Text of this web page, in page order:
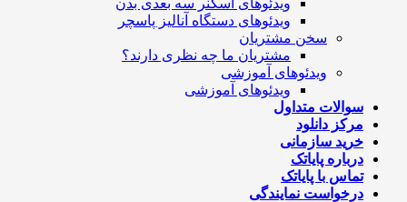
ویدئوهای دستگاه آنالیز پاسچر
سخن مشتریان
مشتریان ما چه نظری دارند؟
ویدئوهای آموزشی
ویدئوهای آموزشی
سوالات متداول
مرکز دانلود
خرید سازمانی
درباره پایاتک
تماس با پایاتک
درخواست نمایندگی